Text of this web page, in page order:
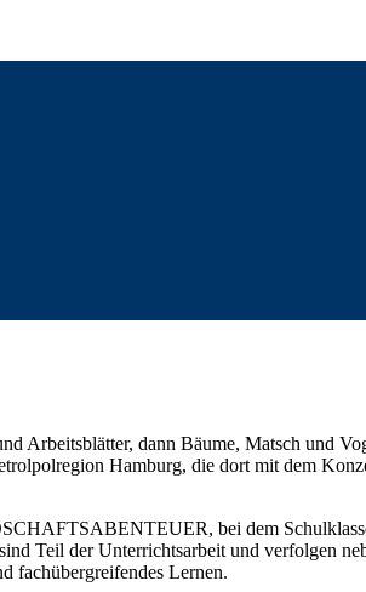
Arbeitsblätter, dann Bäume, Matsch und
Hamburg, die dort mit dem
bei dem
Teil der Unterrichtsarbeit und verfolgen
fachübergreifendes Lernen.